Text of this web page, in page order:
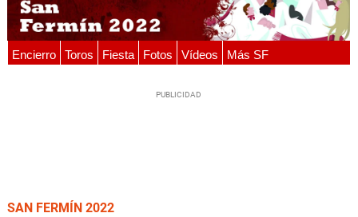
Encierro Toros Fiesta Fotos Vídeos Más SF
SAN FERMÍN 2022